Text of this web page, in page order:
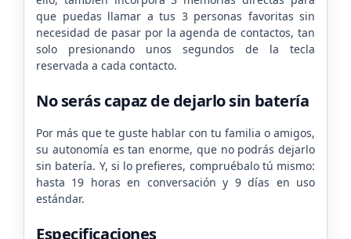
que puedas llamar a tus 3 personas favoritas sin
necesidad de pasar por la agenda de contactos, tan
solo presionando unos segundos de la tecla
reservada a cada contacto.
No serás capaz de dejarlo sin batería
Por más que te guste hablar con tu familia o amigos,
su autonomía es tan enorme, que no podrás dejarlo
sin batería. Y, si lo prefieres, compruébalo tú mismo:
hasta 19 horas en conversación y 9 días en uso
estándar.
Especificaciones